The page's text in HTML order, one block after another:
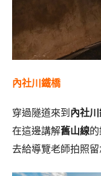
內社川鐵橋
穿過隧道來到 內社
在這邊講解舊山線
去給導覽老師拍照